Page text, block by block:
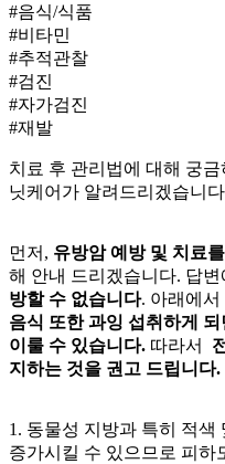
#음식/식품
#비타민
#추적관찰
#검진
#자가검진
#재발
치료 후 관리법에 대해 궁
닛케어가 알려드리겠습니
먼저, 유방암 예방 및 치료
해 안내 드리겠습니다. 답변
방할 수 없습니다. 아래에서
음식 또한 과잉 섭취하게
이룰 수 있습니다. 따라서
지하는 것을 권고 드립니다.
1. 동물성 지방과 특히 적색
증가시킬 수 있으므로 피하